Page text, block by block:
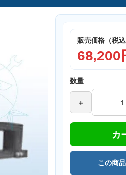
販売価格（税込
68,200
数量
＋
カ
この商